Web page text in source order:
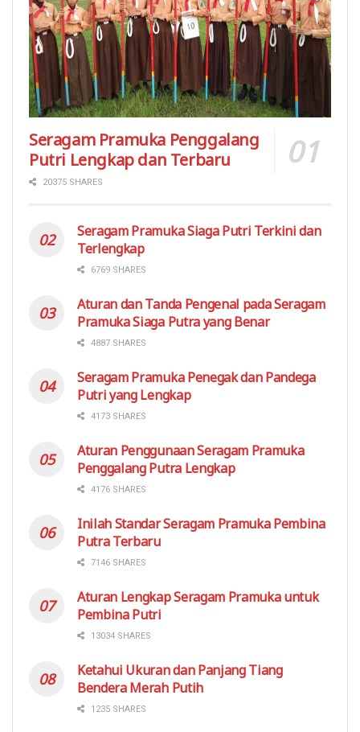
Seragam Pramuka Penggalang
Putri Lengkap dan Terbaru
20375 SHARES
Seragam Pramuka Siaga Putri Terkini dan
Terlengkap
6769 SHARES
Aturan dan Tanda Pengenal pada Seragam
Pramuka Siaga Putra yang Benar
4887 SHARES
Seragam Pramuka Penegak dan Pandega
Putri yang Lengkap
4173 SHARES
Aturan Penggunaan Seragam Pramuka
Penggalang Putra Lengkap
4176 SHARES
Inilah Standar Seragam Pramuka Pembina
Putra Terbaru
7146 SHARES
Aturan Lengkap Seragam Pramuka untuk
Pembina Putri
13034 SHARES
Ketahui Ukuran dan Panjang Tiang
Bendera Merah Putih
1235 SHARES